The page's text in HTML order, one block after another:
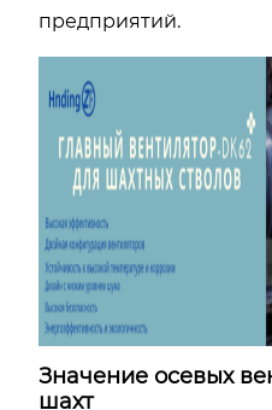
предприятий.
Значение осевых
шахт